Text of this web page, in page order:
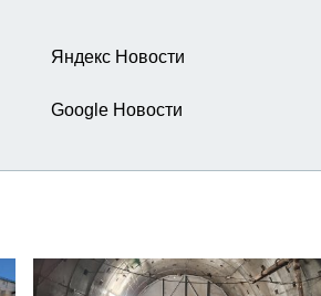
Яндекс Новости
Google Новости